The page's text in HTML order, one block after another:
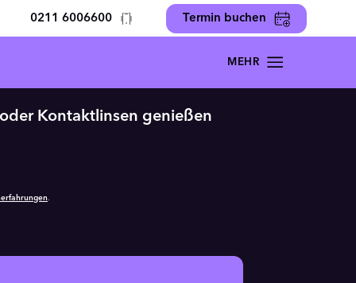
0211 6006600 Termin buchen
Kontaktlinsen genießen
.